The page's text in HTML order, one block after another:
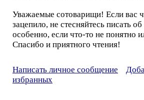
Уважаемые сотоварищи! Eсли вас
зацепило, не стесняйтесь писать
особенно, если что-то не понятно
Спасибо и приятного чтения!
Написать личное сообщение
избранных